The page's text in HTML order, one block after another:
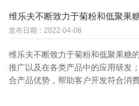
维乐夫不断致力于菊粉和低聚果
发布日期：2022-04-08
维乐夫不断致力于菊粉和低聚果糖
推广以及在各类产品中的应用研发
合产品优势，帮助客户开发符合消